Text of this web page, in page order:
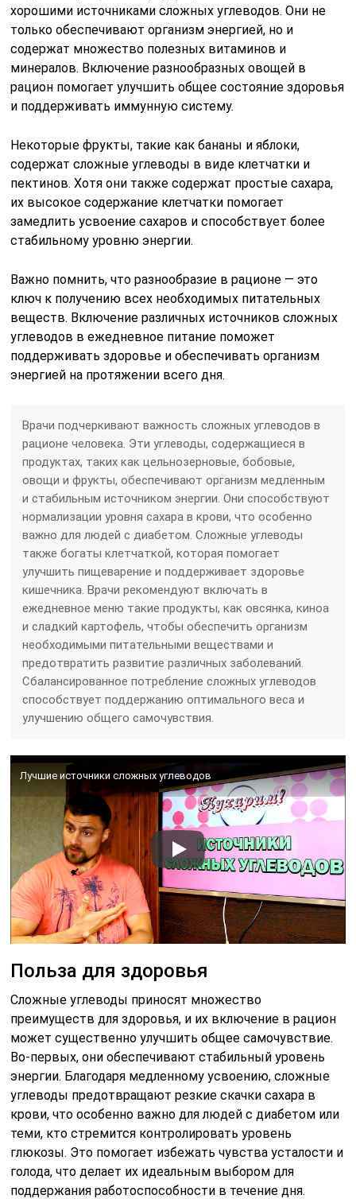
хорошими источниками сложных углеводов. Они не
только обеспечивают организм энергией, но и
содержат множество полезных витаминов и
минералов. Включение разнообразных овощей в
рацион помогает улучшить общее состояние здоровья
и поддерживать иммунную систему.
Некоторые фрукты, такие как бананы и яблоки,
содержат сложные углеводы в виде клетчатки и
пектинов. Хотя они также содержат простые сахара,
их высокое содержание клетчатки помогает
замедлить усвоение сахаров и способствует более
стабильному уровню энергии.
Важно помнить, что разнообразие в рационе — это
ключ к получению всех необходимых питательных
веществ. Включение различных источников сложных
углеводов в ежедневное питание поможет
поддерживать здоровье и обеспечивать организм
энергией на протяжении всего дня.
Врачи подчеркивают важность сложных углеводов в
рационе человека. Эти углеводы, содержащиеся в
продуктах, таких как цельнозерновые, бобовые,
овощи и фрукты, обеспечивают организм медленным
и стабильным источником энергии. Они способствуют
нормализации уровня сахара в крови, что особенно
важно для людей с диабетом. Сложные углеводы
также богаты клетчаткой, которая помогает
улучшить пищеварение и поддерживает здоровье
кишечника. Врачи рекомендуют включать в
ежедневное меню такие продукты, как овсянка, киноа
и сладкий картофель, чтобы обеспечить организм
необходимыми питательными веществами и
предотвратить развитие различных заболеваний.
Сбалансированное потребление сложных углеводов
способствует поддержанию оптимального веса и
улучшению общего самочувствия.
Лучшие источники сложных углеводов
Польза для здоровья
Сложные углеводы приносят множество
преимуществ для здоровья, и их включение в рацион
может существенно улучшить общее самочувствие.
Во-первых, они обеспечивают стабильный уровень
энергии. Благодаря медленному усвоению, сложные
углеводы предотвращают резкие скачки сахара в
крови, что особенно важно для людей с диабетом или
теми, кто стремится контролировать уровень
глюкозы. Это помогает избежать чувства усталости и
голода, что делает их идеальным выбором для
поддержания работоспособности в течение дня.